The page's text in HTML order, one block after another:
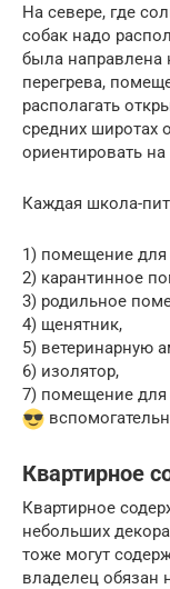
На севере, где
собак надо
была направлена
перегрева,
располагать
средних широтах
ориентировать
Каждая школа-
1) помещение для
2) карантинное
3) родильное
4) щенятник,
5) ветеринарную
6) изолятор,
7) помещение
Квартирное
Квартирное
небольших
тоже могут
владелец обязан